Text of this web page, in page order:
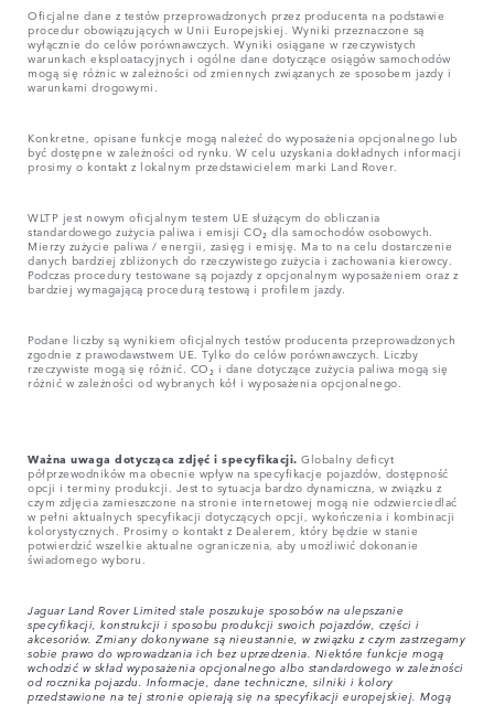
Oficjalne dane z testów przeprowadzonych przez producenta na podstawie
procedur obowiązujących w Unii Europejskiej. Wyniki przeznaczone są
wyłącznie do celów porównawczych. Wyniki osiągane w rzeczywistych
warunkach eksploatacyjnych i ogólne dane dotyczące osiągów samochodów
mogą się różnic w zależności od zmiennych związanych ze sposobem jazdy i
warunkami drogowymi.
Konkretne, opisane funkcje mogą należeć do wyposażenia opcjonalnego lub
być dostępne w zależności od rynku. W celu uzyskania dokładnych informacji
prosimy o kontakt z lokalnym przedstawicielem marki Land Rover.
WLTP jest nowym oficjalnym testem UE służącym do obliczania
standardowego zużycia paliwa i emisji CO₂ dla samochodów osobowych.
Mierzy zużycie paliwa / energii, zasięg i emisję. Ma to na celu dostarczenie
danych bardziej zbliżonych do rzeczywistego zużycia i zachowania kierowcy.
Podczas procedury testowane są pojazdy z opcjonalnym wyposażeniem oraz z
bardziej wymagającą procedurą testową i profilem jazdy.
Podane liczby są wynikiem oficjalnych testów producenta przeprowadzonych
zgodnie z prawodawstwem UE. Tylko do celów porównawczych. Liczby
rzeczywiste mogą się różnić. CO₂ i dane dotyczące zużycia paliwa mogą się
różnić w zależności od wybranych kół i wyposażenia opcjonalnego.
Ważna uwaga dotycząca zdjęć i specyfikacji. Globalny deficyt
półprzewodników ma obecnie wpływ na specyfikacje pojazdów, dostępność
opcji i terminy produkcji. Jest to sytuacja bardzo dynamiczna, w związku z
czym zdjęcia zamieszczone na stronie internetowej mogą nie odzwierciedlać
w pełni aktualnych specyfikacji dotyczących opcji, wykończenia i kombinacji
kolorystycznych. Prosimy o kontakt z Dealerem, który będzie w stanie
potwierdzić wszelkie aktualne ograniczenia, aby umożliwić dokonanie
świadomego wyboru.
Jaguar Land Rover Limited stale poszukuje sposobów na ulepszanie
specyfikacji, konstrukcji i sposobu produkcji swoich pojazdów, części i
akcesoriów. Zmiany dokonywane są nieustannie, w związku z czym zastrzegamy
sobie prawo do wprowadzania ich bez uprzedzenia. Niektóre funkcje mogą
wchodzić w skład wyposażenia opcjonalnego albo standardowego w zależności
od rocznika pojazdu. Informacje, dane techniczne, silniki i kolory
przedstawione na tej stronie opierają się na specyfikacji europejskiej. Mogą